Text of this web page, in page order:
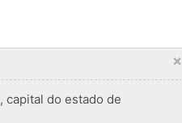
×
capital do estado de